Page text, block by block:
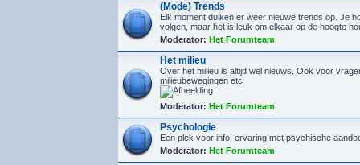
(Mode) Trends
Elk moment duiken er weer nieuwe trends op. Je
volgen, maar het is leuk om elkaar op de hoogte
Moderator: Het Forumteam
Het milieu
Over het milieu is altijd wel nieuws. Ook voor
milieubewegingen etc
Moderator: Het Forumteam
Psychologie
Een plek voor info, ervaring met psychische
Moderator: Het Forumteam